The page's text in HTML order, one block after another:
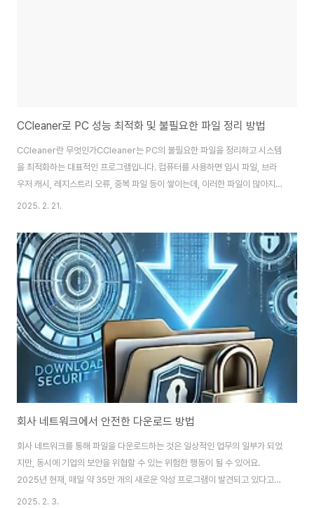
CCleaner로 PC 성능 최적화 및 불필요한 파일 정리 방법
CCleaner란 무엇인가CCleaner는 PC의 불필요한 파일을 정리하고 시스템
을 최적화하는 대표적인 프로그램입니다. 컴퓨터를 사용하면 임시 파일, 브라
우저 캐시, 레지스트리 오류, 중복 파일 등이 쌓이는데, 이러한 파일이 많아지면
시스템 속도가 느려지고 저장 공간도 낭비됩니다.CCleaner는 불필요한 파일
합니다. 특히, 레지스트리 정리, 브라우저 캐시 삭제, 시작 프로그램 관리 등의
기능을 제공해 PC 성능을 유지하는 데 효과적입니다.CCleaner를 사용하면
복잡한 시스템 정리 과정을 자동으로 진행할 수 있어 초보자도 쉽게 활용할 수
있습니다. 아래에서 CCleaner의 주요 기능과 사용 방법을 자세히 정리했습니
다.CCl..
2025. 2. 21.
회사 네트워크에서 안전한 다운로드 방법
회사 네트워크를 통해 파일을 다운로드하는 것은 일상적인 업무의 일부가 되었
지만, 동시에 기업의 보안을 위협할 수 있는 위험한 행동이 될 수 있어요.
2025년 현재, 매일 약 35만 개의 새로운 악성 프로그램이 발견되고 있다고
해요. 이는 우리가 얼마나 주의해야 하는지를 보여주는 충격적인 수치죠. 그래
2025. 2. 3.